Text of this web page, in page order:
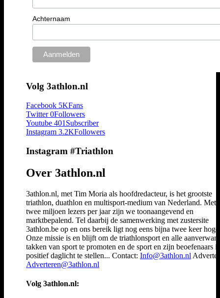
Achternaam
Volg 3athlon.nl
Facebook 5KFans
Twitter 0Followers
Youtube 401 Subscriber
Instagram 3.2KFollowers
Instagram #Triathlon
Over 3athlon.nl
3athlon.nl, met Tim Moria als hoofdredacteur, is het grootste
triathlon, duathlon en multisport-medium van Nederland. Met
twee miljoen lezers per jaar zijn we toonaangevend en
marktbepalend. Tel daarbij de samenwerking met zustersite
3athlon.be op en ons bereik ligt nog eens bijna twee keer
Onze missie is en blijft om de triathlonsport en alle
takken van sport te promoten en de sport en zijn beoefenaars
positief daglicht te stellen... Contact: Info@3athlon.nl
Adverteren@3athlon.nl
Volg 3athlon.nl: